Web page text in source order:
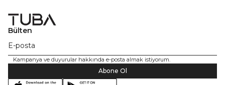
Bülten
Kampanya ve duyurular hakkında e-posta almak istiyorum.
Abone Ol